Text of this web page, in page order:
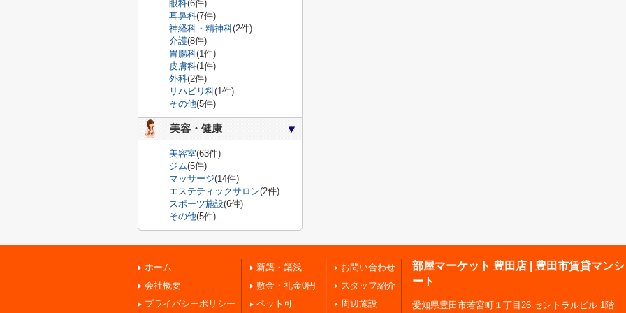
眼科(6件)
耳鼻科(7件)
神経科・精神科(2件)
介護(8件)
胃腸科(1件)
皮膚科(1件)
外科(2件)
リハビリ科(1件)
その他(5件)
美容・健康
美容室(63件)
ジム(5件)
マッサージ(14件)
エステティックサロン(2件)
スポーツ施設(6件)
その他(5件)
ホーム
会社概要
プライバシーポリシー
新築・築浅
敷金・礼金0円
ペット可
お問い合わせ
スタッフ紹介
周辺施設
部屋マーケット 豊田店 | 豊田市賃貸マン
ート
愛知県豊田市若宮町１丁目26 セントラルビル 1階